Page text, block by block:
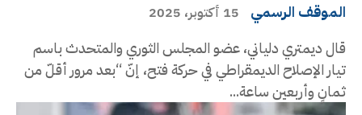
الموقف الرسمي 15 أكتوبر، 2025
قال ديمتري دلياني، عضو المجلس الثوري والمتحدث باسم
تيار الإصلاح الديمقراطي في حركة فتح، إنّ “بعد مرور أقلّ من
ثمانٍ وأربعين ساعة...